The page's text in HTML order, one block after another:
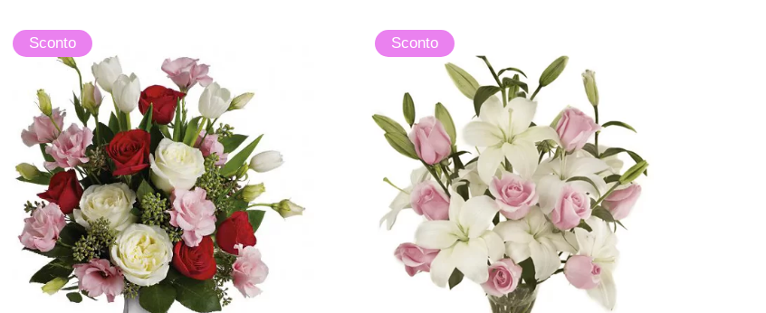
Sconto Sconto